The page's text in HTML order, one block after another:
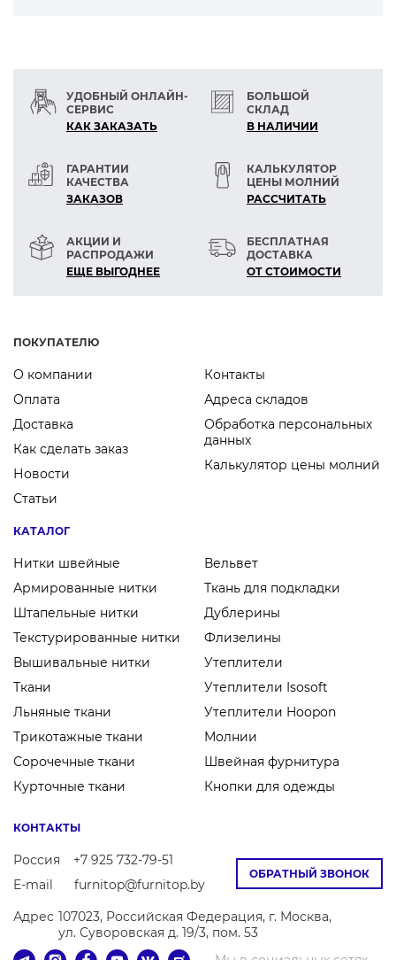
УДОБНЫЙ ОНЛАЙН-
СЕРВИС
КАК ЗАКАЗАТЬ
БОЛЬШОЙ
СКЛАД
В НАЛИЧИИ
ГАРАНТИИ
КАЧЕСТВА
ЗАКАЗОВ
КАЛЬКУЛЯТОР
ЦЕНЫ МОЛНИЙ
РАСCЧИТАТЬ
АКЦИИ И
РАСПРОДАЖИ
ЕЩЕ ВЫГОДНЕЕ
БЕСПЛАТНАЯ
ДОСТАВКА
ОТ СТОИМОСТИ
ПОКУПАТЕЛЮ
О компании
Оплата
Доставка
Как сделать заказ
Новости
Статьи
Контакты
Адреса складов
Обработка персональных
данных
Калькулятор цены молний
КАТАЛОГ
Нитки швейные
Армированные нитки
Штапельные нитки
Текстурированные нитки
Вышивальные нитки
Ткани
Льняные ткани
Трикотажные ткани
Сорочечные ткани
Курточные ткани
Вельвет
Ткань для подкладки
Дублерины
Флизелины
Утеплители
Утеплители Isosoft
Утеплители Hoopon
Молнии
Швейная фурнитура
Кнопки для одежды
ОБРАТНЫЙ ЗВОНОК
КОНТАКТЫ
Россия
+7 925 732-79-51
E-mail
furnitop@furnitop.by
Адрес 107023, Российская Федерация, г. Москва,
ул. Суворовская д. 19/3, пом. 53